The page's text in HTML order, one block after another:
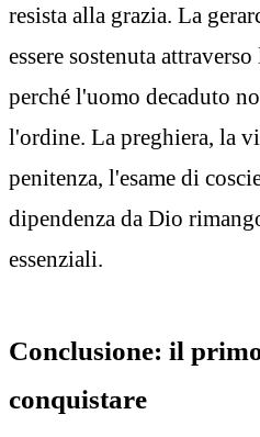
resista alla grazia. La
essere sostenuta
perché l'uomo decaduto
l'ordine. La preghiera, la
penitenza, l'esame di
dipendenza da Dio
essenziali.
Conclusione: il
conquistare